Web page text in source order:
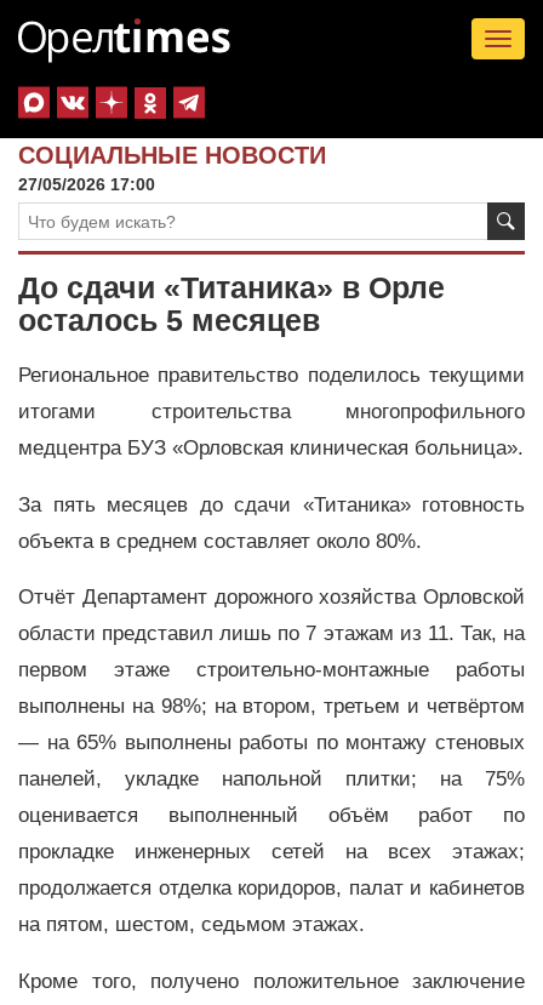
СОЦИАЛЬНЫЕ НОВОСТИ
27/05/2026 17:00
До сдачи «Титаника» в Орле
осталось 5 месяцев
Региональное правительство поделилось текущими
итогами строительства многопрофильного
медцентра БУЗ «Орловская клиническая больница».
За пять месяцев до сдачи «Титаника» готовность
объекта в среднем составляет около 80%.
Отчёт Департамент дорожного хозяйства Орловской
области представил лишь по 7 этажам из 11. Так, на
первом этаже строительно-монтажные работы
выполнены на 98%; на втором, третьем и четвёртом
— на 65% выполнены работы по монтажу стеновых
панелей, укладке напольной плитки; на 75%
оценивается выполненный объём работ по
прокладке инженерных сетей на всех этажах;
продолжается отделка коридоров, палат и кабинетов
на пятом, шестом, седьмом этажах.
Кроме того, получено положительное заключение